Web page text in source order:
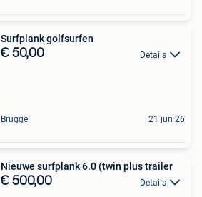
Surfplank golfsurfen
€ 50,00 Details
Brugge 21 jun 26
Nieuwe surfplank 6.0 (twin plus trailer
€ 500,00 Details